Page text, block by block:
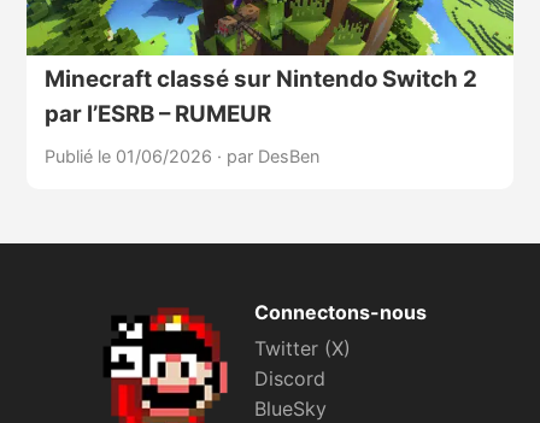
Minecraft classé sur Nintendo Switch 2
par l’ESRB – RUMEUR
Publié le 01/06/2026 · par DesBen
Connectons-nous
Twitter (X)
Discord
BlueSky